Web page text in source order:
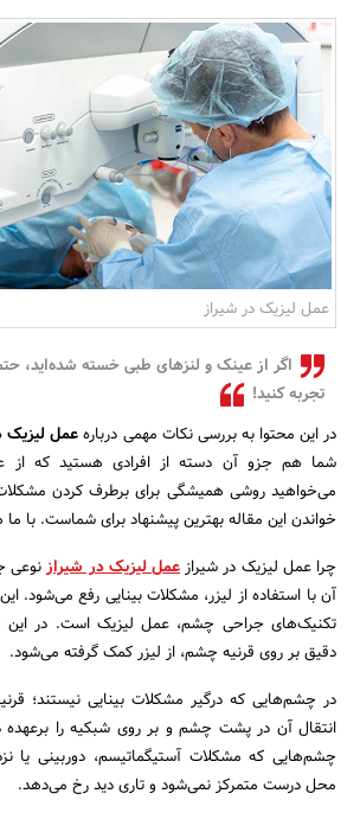
عمل لیزیک در شیراز
اگر از عینک و لنزهای طبی خسته شده‌اید،
تجربه کنید!
در این محتوا به بررسی نکات مهمی دربارهعمل لیزیک
شما هم جزو آن دسته از افرادی هستید که از
می‌خواهید روشی همیشگی برای برطرف کردن مشکلات
خواندن این مقاله بهترین پیشنهاد برای شماست. با ما
چرا عمل لیزیک در شیرازعمل لیزیک در شیرازنوعی
آن با استفاده از لیزر، مشکلات بینایی رفع می‌شود.
تکنیک‌های جراحی چشم، عمل لیزیک است. در این
دقیق بر روی قرنیه چشم، از لیزر کمک گرفته می‌شود.
در چشم‌هایی که درگیر مشکلات بینایی نیستند؛
انتقال آن در پشت چشم و بر روی شبکیه را برعهده
چشم‌هایی که مشکلات آستیگماتیسم، دوربینی یا
محل درست متمرکز نمی‌شود و تاری دید رخ می‌دهد.